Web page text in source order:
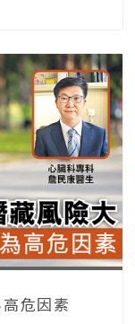
危因素